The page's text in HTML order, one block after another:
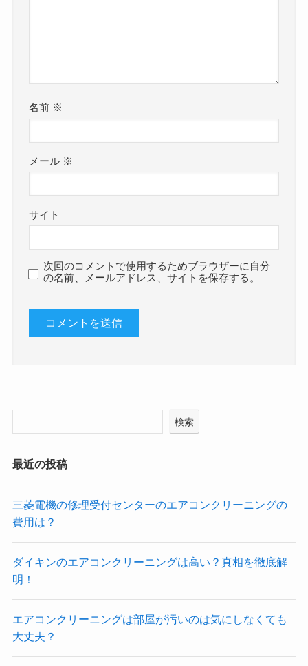
名前 ※
メール ※
サイト
次回のコメントで使用するためブラウザーに自分
の名前、メールアドレス、サイトを保存する。
検索
最近の投稿
三菱電機の修理受付センターのエアコンクリーニングの
費用は？
ダイキンのエアコンクリーニングは高い？真相を徹底解
明！
エアコンクリーニングは部屋が汚いのは気にしなくても
大丈夫？